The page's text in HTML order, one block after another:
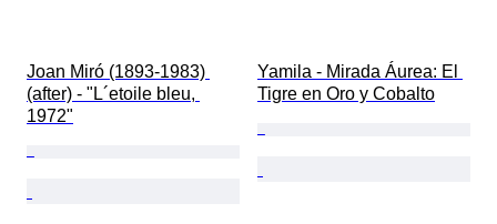
Joan Miró (1893-1983)
(after) - "L´etoile bleu,
1972"
Yamila - Mirada Áurea: El
Tigre en Oro y Cobalto